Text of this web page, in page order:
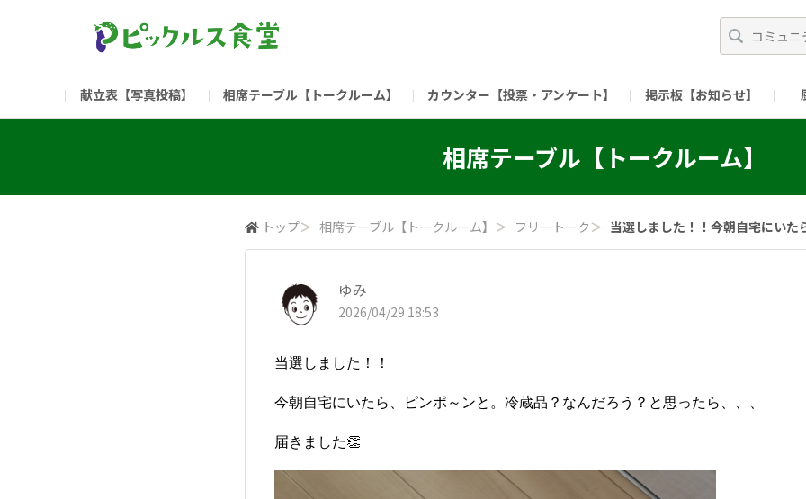
献立表【写真投稿】 相席テーブル【トークルーム】 カウンター【投票・アンケート】 掲示板【お知らせ】
（リンク）ご飯がススム ブランドサイト （リンク）ピックルスコーポレーションHP （リンク）
相席テーブル【トークルーム】
トップ＞ 相席テーブル【トークルーム】 ＞ フリートーク ＞ 当選しました！！今朝自宅にいた
ゆみ
2026/04/29 18:53
当選しました！！
今朝自宅にいたら、ピンポ～ンと。冷蔵品？なんだろう？と思ったら、、、
届きました👏